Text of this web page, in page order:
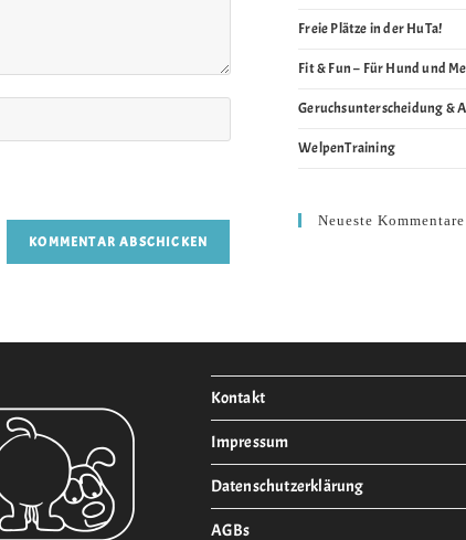
Freie Plätze in der HuTa!
Fit & Fun – Für Hund und
Geruchsunterscheidung &
WelpenTraining
Neueste Kommentare
Kontakt
Impressum
Datenschutzerklärung
AGBs